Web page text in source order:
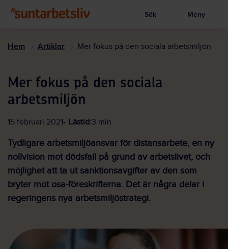
till
Visa sökruta
Sök Meny
Hem Artiklar Mer fokus på den sociala arbetsmiljön
Mer fokus på den sociala
arbetsmiljön
15 februari 2021 Lästid:3 min
Tydligare arbetsmiljöansvar för distansarbete, en ny
nollvision mot dödsfall på grund av arbetslivet, och
möjlighet att ta ut sanktionsavgifter av den som
bryter mot osa-föreskrifterna. Det är några delar i
regeringens nya arbetsmiljöstrategi.